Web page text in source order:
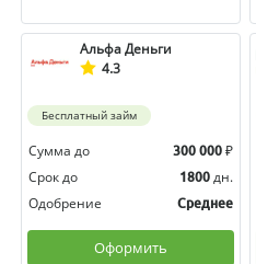
Альфа Деньги
4.3
Бесплатный займ
Сумма до 300 000 ₽
Срок до
1800 дн.
Одобрение
Среднее
Оформить